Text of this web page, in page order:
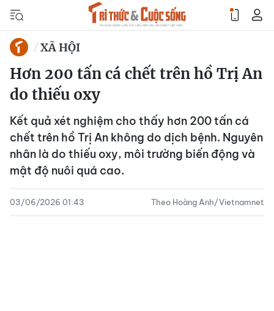
XÃ HỘI
Hơn 200 tấn cá chết trên hồ Trị An
do thiếu oxy
Kết quả xét nghiệm cho thấy hơn 200 tấn cá
chết trên hồ Trị An không do dịch bệnh. Nguyên
nhân là do thiếu oxy, môi trường biến động và
mật độ nuôi quá cao.
03/06/2026 01:43 Theo Hoàng Anh/Vietnamnet